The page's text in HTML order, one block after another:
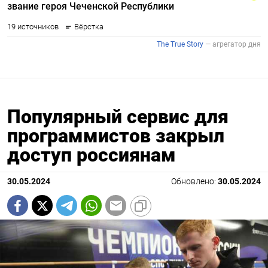
Популярный сервис для
программистов закрыл
доступ россиянам
30.05.2024 Обновлено: 30.05.2024